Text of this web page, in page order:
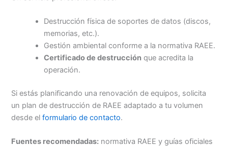
Destrucción física de soportes de datos (discos,
memorias, etc.).
Gestión ambiental conforme a la normativa RAEE.
Certificado de destrucción que acredita la
operación.
Si estás planificando una renovación de equipos, solicita
un plan de destrucción de RAEE adaptado a tu volumen
desde elformulario de contacto.
Fuentes recomendadas: normativa RAEE y guías oficiales